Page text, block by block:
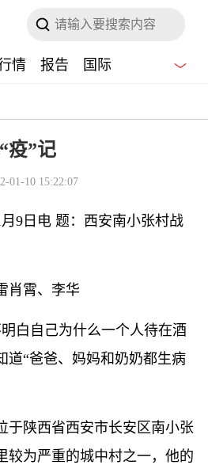
情 报告 国际
疫”记
01-10 15:22:07
日电 题：西安南小张村战
霄、李华
自己为什么一个人待在酒
道“爸爸、妈妈和奶奶都生病
陕西省西安市长安区南小张
较为严重的城中村之一，他的